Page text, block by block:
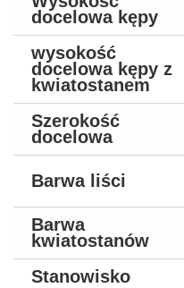
docelowa kępy
wysokość
docelowa kępy z
kwiatostanem
Szerokość
docelowa
Barwa liści
Barwa
kwiatostanów
Stanowisko